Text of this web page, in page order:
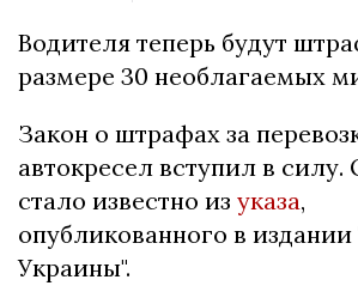
Водителя теперь будут
размере 30 необлагаемых
Закон о штрафах за
автокресел вступил в силу.
стало известно из указа,
опубликованного в издании
Украины".